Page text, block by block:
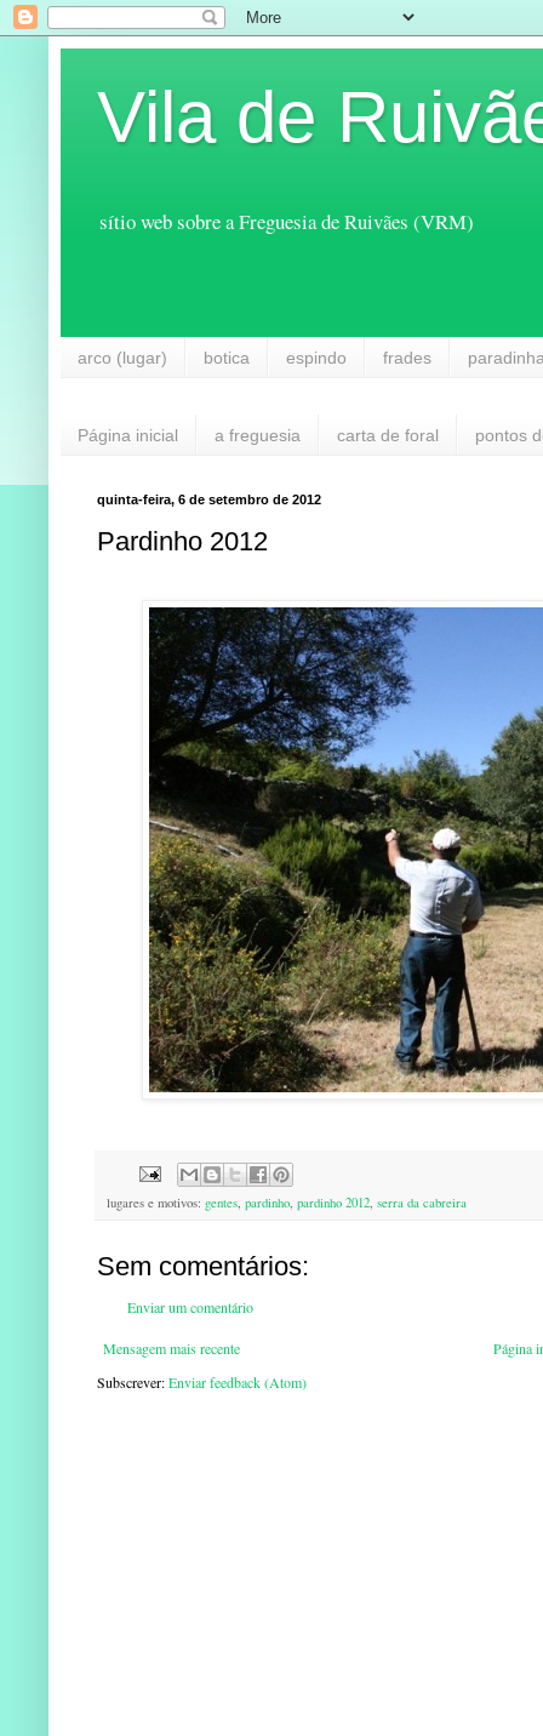
Vila de
sítio web sobre a Freguesia de Ruivães (VRM)
arco (lugar) botica espindo frades
Página inicial a freguesia carta de foral pontos
quinta-feira, 6 de setembro de 2012
Pardinho 2012
lugares e motivos: gentes, pardinho, pardinho 2012, serra da cabreira
Sem comentários:
Enviar um comentário
Mensagem mais recente
Página
Subscrever:Enviar feedback (Atom)